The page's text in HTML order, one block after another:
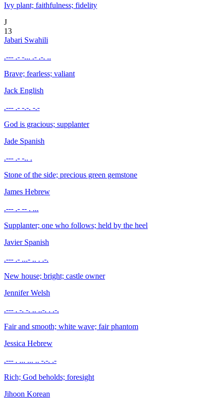
Ivy plant; faithfulness; fidelity
J
13
Jabari Swahili
.--- .- -... .- .-. ..
Brave; fearless; valiant
Jack English
.--- .- -.-. -.-
God is gracious; supplanter
Jade Spanish
.--- .- -.. .
Stone of the side; precious green gemstone
James Hebrew
.--- .- -- . ...
Supplanter; one who follows; held by the heel
Javier Spanish
.--- .- ...- .. . .-.
New house; bright; castle owner
JenniferWelsh
.--- . -. -. .. ..-. . .-.
Fair and smooth; white wave; fair phantom
Jessica Hebrew
.--- . ... ... .. -.-. .-
Rich; God beholds; foresight
Jihoon Korean